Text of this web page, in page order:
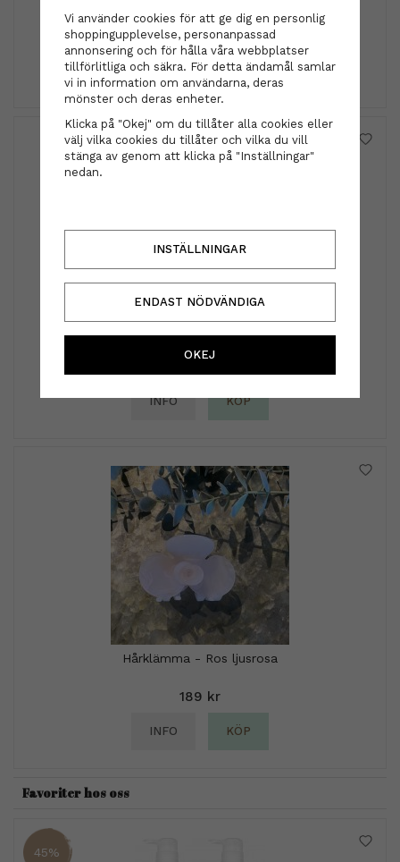
119 kr
INFO KÖP
INFO KÖP
Hårklämma - Ros ljusrosa
189 kr
INFO KÖP
Favoriter hos oss
45%
Vi använder cookies för att ge dig en personlig
shoppingupplevelse, personanpassad
annonsering och för hålla våra webbplatser
tillförlitliga och säkra. För detta ändamål samlar
vi in information om användarna, deras
mönster och deras enheter.
Klicka på "Okej" om du tillåter alla cookies eller
välj vilka cookies du tillåter och vilka du vill
stänga av genom att klicka på "Inställningar"
nedan.
INSTÄLLNINGAR
ENDAST NÖDVÄNDIGA
OKEJ